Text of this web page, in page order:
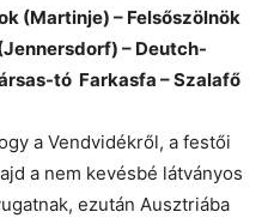
(Martinje) – Felsőszölnök
– Deutch-
tó Farkasfa – Szalafő
a Vendvidékről, a festői
a nem kevésbé látványos
ezután Ausztriába